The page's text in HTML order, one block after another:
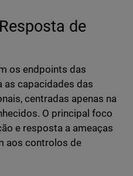
de
os endpoints das
as capacidades das
centradas apenas na
O principal foco
e resposta a ameaças
aos controlos de